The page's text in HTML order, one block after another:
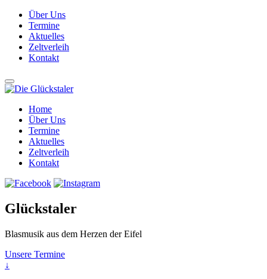
Über Uns
Termine
Aktuelles
Zeltverleih
Kontakt
Home
Über Uns
Termine
Aktuelles
Zeltverleih
Kontakt
Glückstaler
Blasmusik aus dem Herzen der Eifel
Unsere Termine
↓